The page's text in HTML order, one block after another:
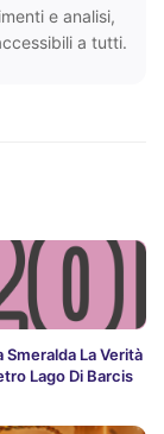
e analisi,
a tutti.
Smeralda La Verità
Lago Di Barcis